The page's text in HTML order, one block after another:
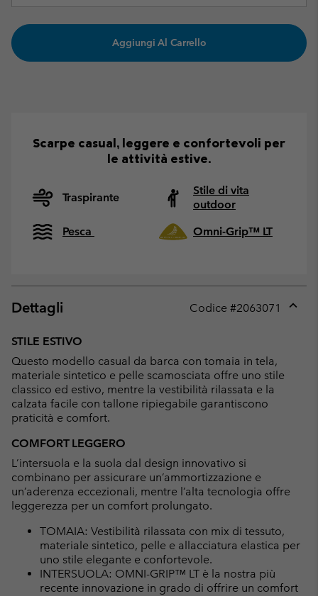
Aggiungi Al Carrello
Scarpe casual, leggere e confortevoli per
le attività estive.
Traspirante
Stile di vita
outdoor
Pesca
Omni-Grip™ LT
Dettagli Codice #2063071
STILE ESTIVO
Questo modello casual da barca con tomaia in tela,
materiale sintetico e pelle scamosciata offre uno stile
classico ed estivo, mentre la vestibilità rilassata e la
calzata facile con tallone ripiegabile garantiscono
praticità e comfort.
COMFORT LEGGERO
L’intersuola e la suola dal design innovativo si
combinano per assicurare un’ammortizzazione e
un’aderenza eccezionali, mentre l’alta tecnologia offre
leggerezza per un comfort prolungato.
TOMAIA: Vestibilità rilassata con mix di tessuto,
materiale sintetico, pelle e allacciatura elastica per
uno stile elegante e confortevole.
INTERSUOLA: OMNI-GRIP™ LT è la nostra più
recente innovazione in grado di offrire un comfort